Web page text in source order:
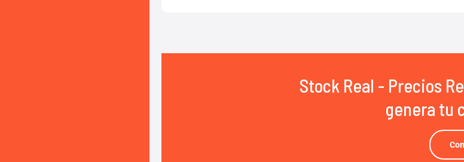
Stock Real - Precios
genera tu